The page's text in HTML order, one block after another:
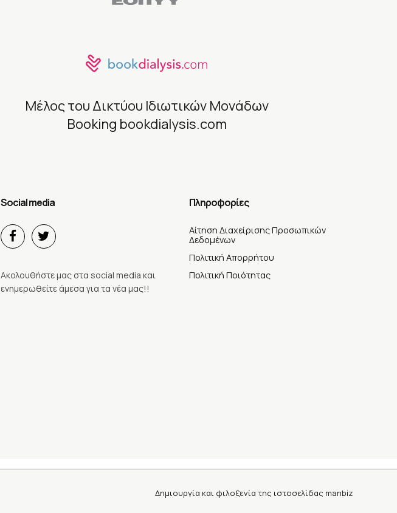
Μέλος του Δικτύου Ιδιωτικών Μονάδων
Booking bookdialysis.com
Social media
Ακολουθήστε μας στα social media και
ενημερωθείτε άμεσα για τα νέα μας!!
Πληροφορίες
Αίτηση Διαχείρισης Προσωπικών
Δεδομένων
Πολιτική Απορρήτου
Πολιτική Ποιότητας
Δημιουργία και φιλοξενία της ιστοσελίδας manbiz